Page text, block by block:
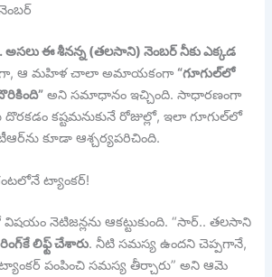
అసలు ఈ శీనన్న (తలసాని) నెంబర్ నీకు ఎక్కడ
ఆ మహిళ చాలా అమాయకంగా “గూగుల్‌లో
అని సమాధానం ఇచ్చింది. సాధారణంగా
దొరకడం కష్టమనుకునే రోజుల్లో, ఇలా గూగుల్‌లో
కూడా ఆశ్చర్యపరిచింది.
ట్యాంకర్!
నెటిజన్లను ఆకట్టుకుంది. “సార్.. తలసాని
లిఫ్ట్ చేశారు. నీటి సమస్య ఉందని చెప్పగానే,
పంపించి సమస్య తీర్చారు” అని ఆమె